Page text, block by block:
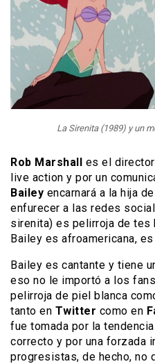
La Sirenita (1989) y un
Rob Marshall
es el
live action y por un
Bailey encarnará a la hija
enfurecer a las redes
sirenita) es pelirroja de tes
Bailey es afroamericana,
Bailey es cantante y tiene
eso no le importó a los
pelirroja de piel blanca
tanto en Twitter como en
fue tomada por la
correcto y por una forzada
progresistas, de hecho, no